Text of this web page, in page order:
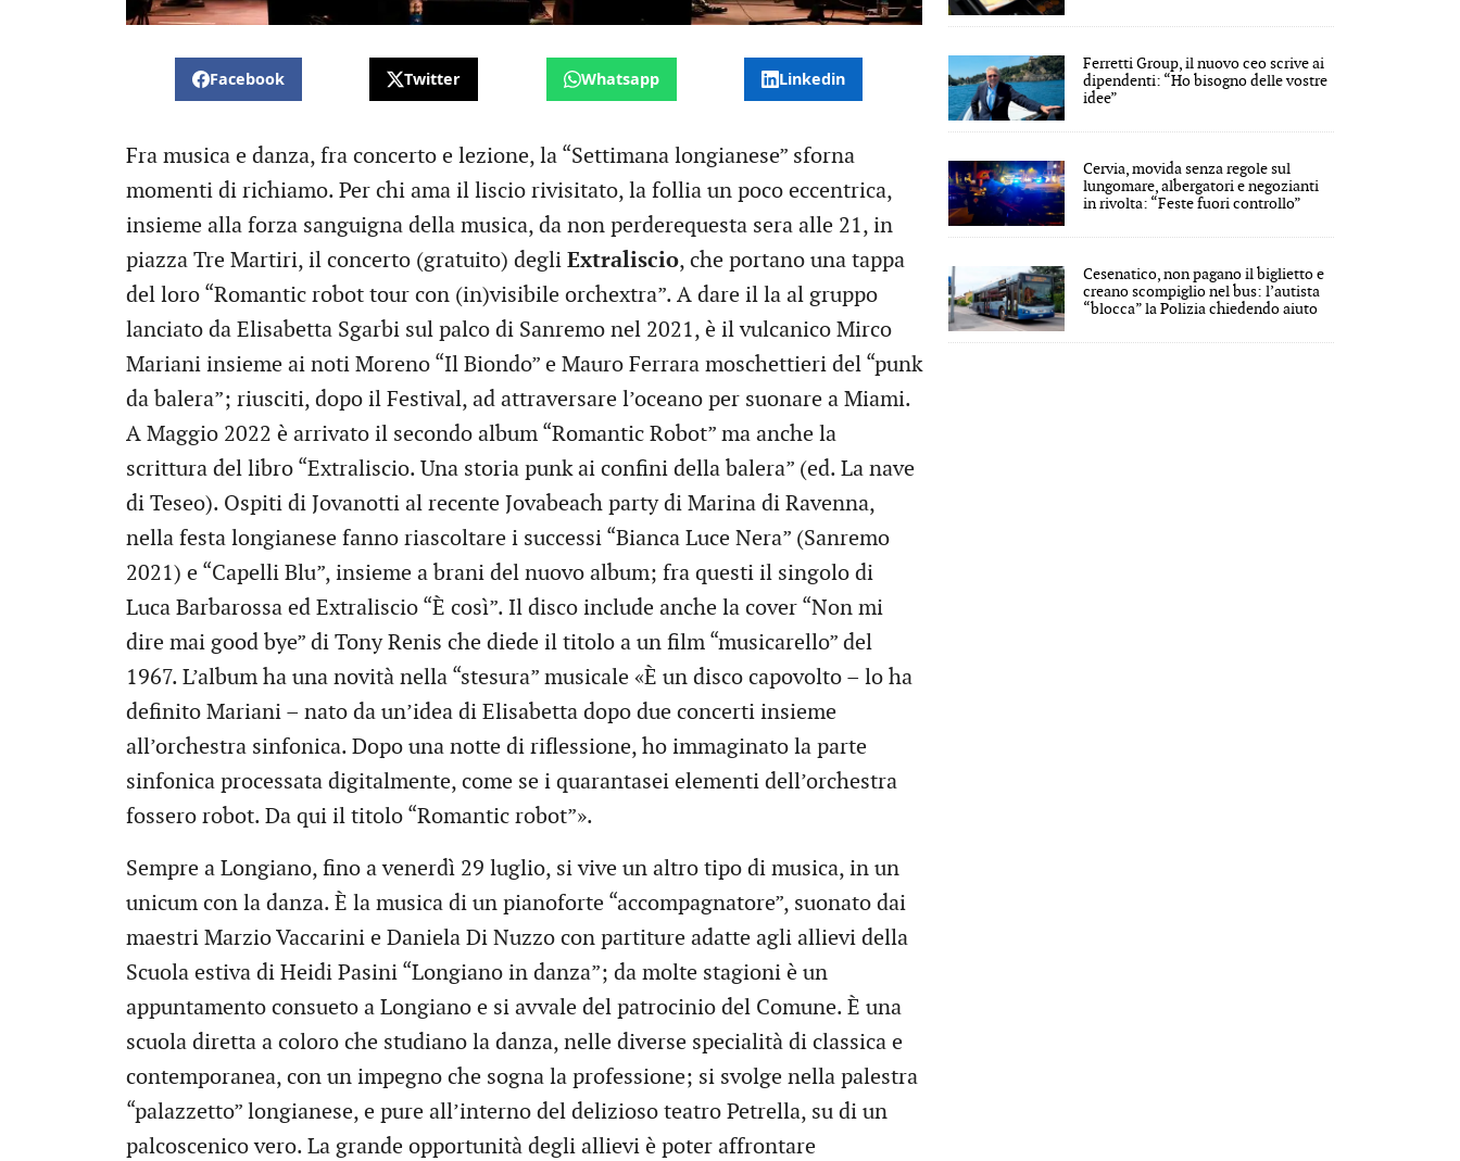
Facebook Twitter Whatsapp Linkedin
Fra musica e danza, fra concerto e lezione, la “Settimana longianese” sforna
momenti di richiamo. Per chi ama il liscio rivisitato, la follia un poco eccentrica,
insieme alla forza sanguigna della musica, da non perderequesta sera alle 21, in
piazza Tre Martiri, il concerto (gratuito) degli Extraliscio, che portano una tappa
del loro “Romantic robot tour con (in)visibile orchextra”. A dare il la al gruppo
lanciato da Elisabetta Sgarbi sul palco di Sanremo nel 2021, è il vulcanico Mirco
Mariani insieme ai noti Moreno “Il Biondo” e Mauro Ferrara moschettieri del “punk
da balera”; riusciti, dopo il Festival, ad attraversare l’oceano per suonare a Miami.
A Maggio 2022 è arrivato il secondo album “Romantic Robot” ma anche la
scrittura del libro “Extraliscio. Una storia punk ai confini della balera” (ed. La nave
di Teseo). Ospiti di Jovanotti al recente Jovabeach party di Marina di Ravenna,
nella festa longianese fanno riascoltare i successi “Bianca Luce Nera” (Sanremo
2021) e “Capelli Blu”, insieme a brani del nuovo album; fra questi il singolo di
Luca Barbarossa ed Extraliscio “È così”. Il disco include anche la cover “Non mi
dire mai good bye” di Tony Renis che diede il titolo a un film “musicarello” del
1967. L’album ha una novità nella “stesura” musicale «È un disco capovolto – lo ha
definito Mariani – nato da un’idea di Elisabetta dopo due concerti insieme
all’orchestra sinfonica. Dopo una notte di riflessione, ho immaginato la parte
sinfonica processata digitalmente, come se i quarantasei elementi dell’orchestra
fossero robot. Da qui il titolo “Romantic robot”».
Sempre a Longiano, fino a venerdì 29 luglio, si vive un altro tipo di musica, in un
unicum con la danza. È la musica di un pianoforte “accompagnatore”, suonato dai
maestri Marzio Vaccarini e Daniela Di Nuzzo con partiture adatte agli allievi della
Scuola estiva di Heidi Pasini “Longiano in danza”; da molte stagioni è un
appuntamento consueto a Longiano e si avvale del patrocinio del Comune. È una
scuola diretta a coloro che studiano la danza, nelle diverse specialità di classica e
contemporanea, con un impegno che sogna la professione; si svolge nella palestra
“palazzetto” longianese, e pure all’interno del delizioso teatro Petrella, su di un
palcoscenico vero. La grande opportunità degli allievi è poter affrontare
Ferretti Group, il nuovo ceo scrive ai
dipendenti: “Ho bisogno delle vostre
idee”
Cervia, movida senza regole sul
lungomare, albergatori e negozianti
in rivolta: “Feste fuori controllo”
Cesenatico, non pagano il biglietto e
creano scompiglio nel bus: l’autista
“blocca” la Polizia chiedendo aiuto